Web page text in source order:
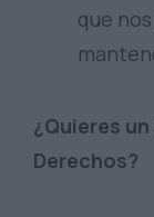
que
¿Quieres
Derechos?